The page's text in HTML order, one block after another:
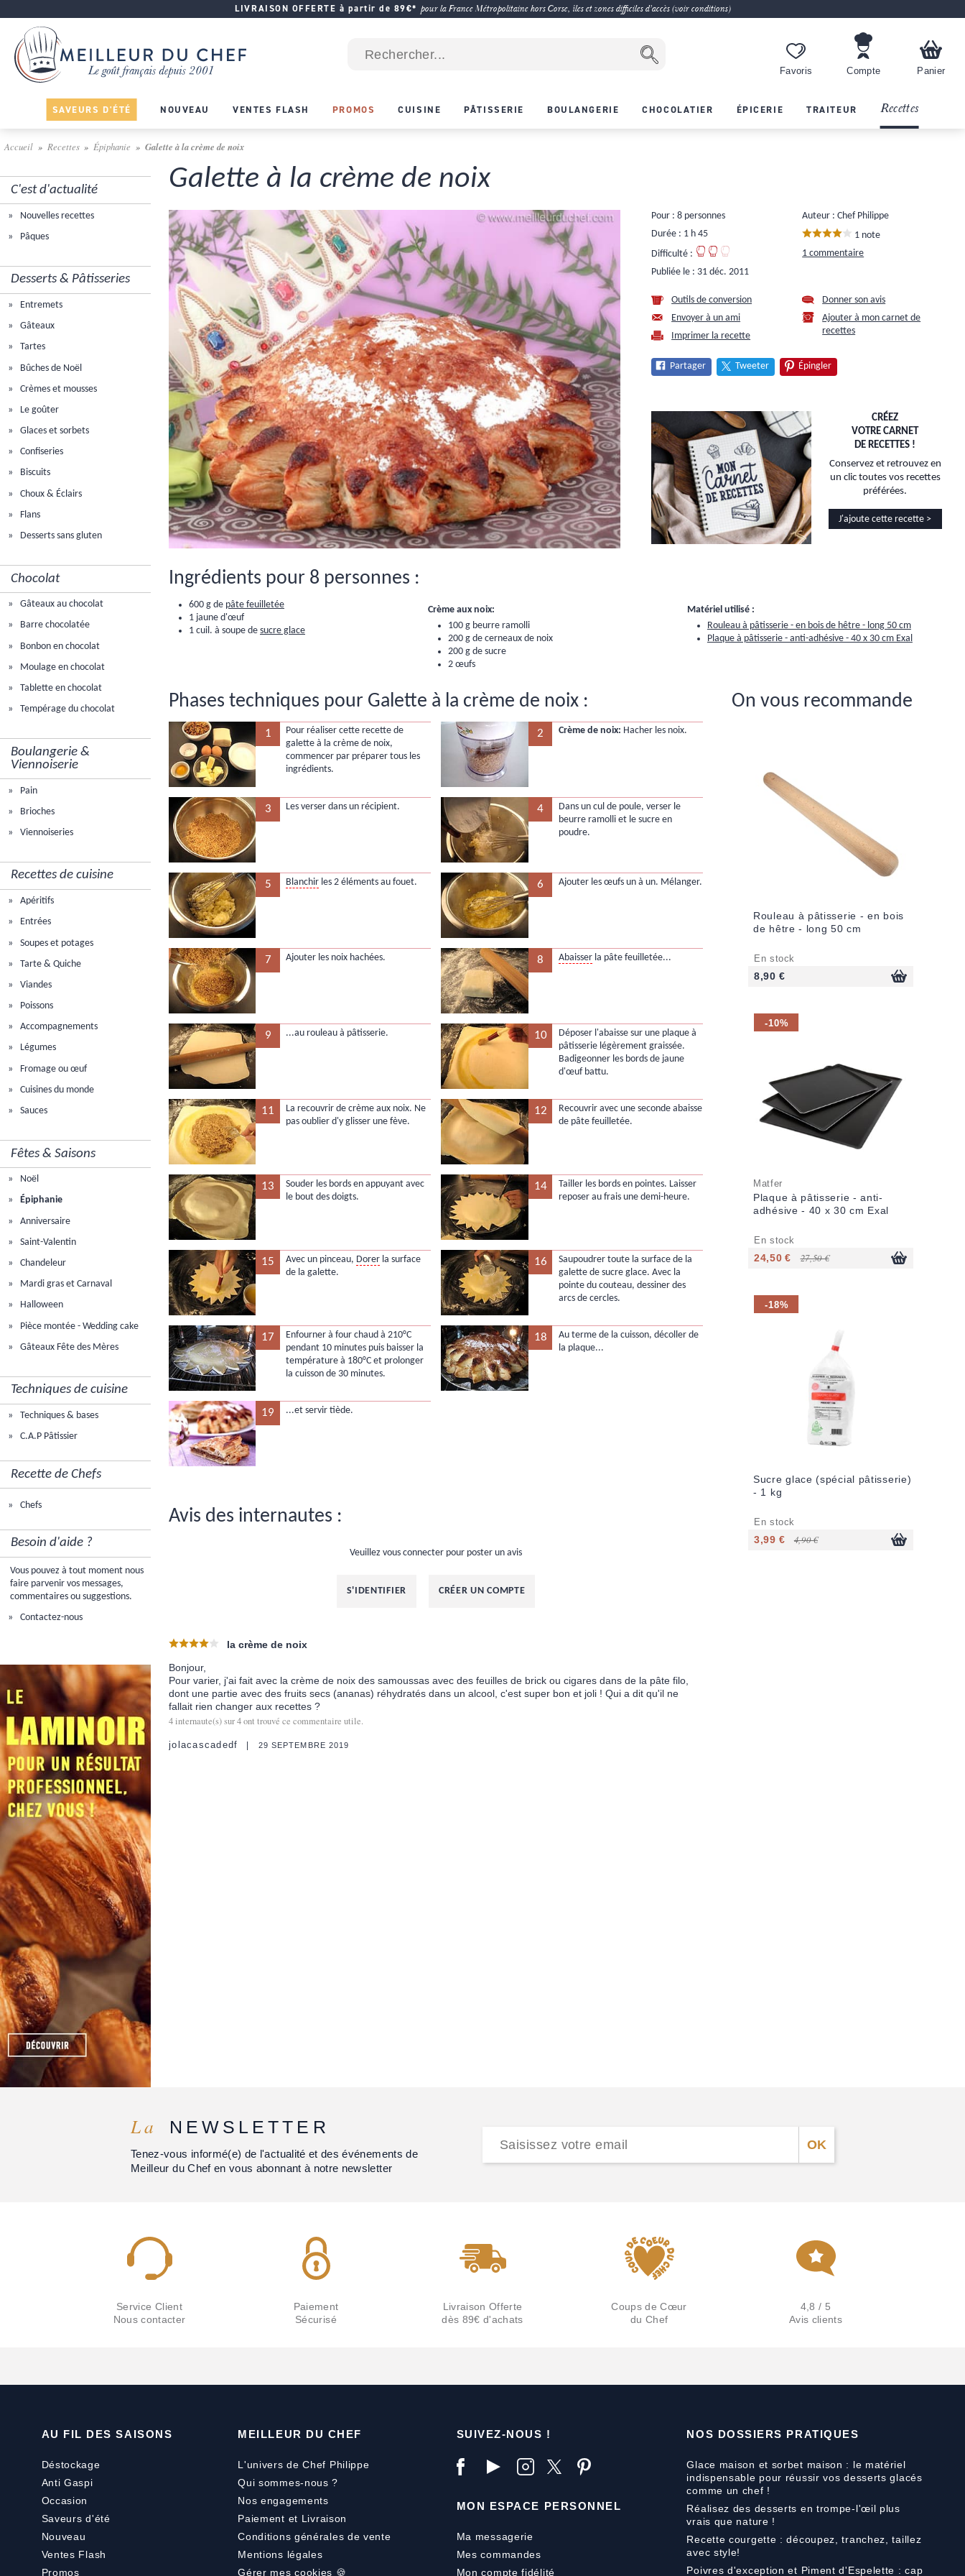
LIVRAISON OFFERTE à partir de 89€* pour la France Métropolitaine hors Corse, îles et zones difficiles d'accès (voir conditions)
Favoris Compte Panier
SAVEURS D'ÉTÉ NOUVEAU VENTES FLASH PROMOS CUISINE PÂTISSERIE BOULANGERIE CHOCOLATIER ÉPICERIE TRAITEUR Recettes
Accueil Recettes Épiphanie Galette à la crème de noix
C'est d'actualité
Nouvelles recettes
Pâques
Desserts & Pâtisseries
Entremets
Gâteaux
Tartes
Bûches de Noël
Crèmes et mousses
Le goûter
Glaces et sorbets
Confiseries
Biscuits
Choux & Éclairs
Flans
Desserts sans gluten
Chocolat
Gâteaux au chocolat
Barre chocolatée
Bonbon en chocolat
Moulage en chocolat
Tablette en chocolat
Tempérage du chocolat
Boulangerie &
Viennoiserie
Pain
Brioches
Viennoiseries
Recettes de cuisine
Apéritifs
Entrées
Soupes et potages
Tarte & Quiche
Viandes
Poissons
Accompagnements
Légumes
Fromage ou œuf
Cuisines du monde
Sauces
Fêtes & Saisons
Noël
Épiphanie
Anniversaire
Saint-Valentin
Chandeleur
Mardi gras et Carnaval
Halloween
Pièce montée - Wedding cake
Gâteaux Fête des Mères
Techniques de cuisine
Techniques & bases
C.A.P Pâtissier
Recette de Chefs
Chefs
Besoin d'aide ?
Vous pouvez à tout moment nous
faire parvenir vos messages,
commentaires ou suggestions.
Contactez-nous
Galette à la crème de noix
Pour : 8 personnes
Durée : 1 h 45
Difficulté :
Publiée le : 31 déc. 2011
Auteur : Chef Philippe
1 note
1 commentaire
Outils de conversion
Envoyer à un ami
Imprimer la recette
Donner son avis
Ajouter à mon carnet de
recettes
Partager Tweeter Épingler
CRÉEZ
VOTRE CARNET
DE RECETTES !
Conservez et retrouvez en
un clic toutes vos recettes
préférées.
J'ajoute cette recette >
Ingrédients pour 8 personnes :
600 g de pâte feuilletée
1 jaune d'œuf
1 cuil. à soupe de sucre glace
Crème aux noix:
100 g beurre ramolli
200 g de cerneaux de noix
200 g de sucre
2 œufs
Matériel utilisé :
Rouleau à pâtisserie - en bois de hêtre - long 50 cm
Plaque à pâtisserie - anti-adhésive - 40 x 30 cm Exal
On vous recommande
Rouleau à pâtisserie - en bois
de hêtre - long 50 cm
En stock
8,90 €
-10%
Matfer
Plaque à pâtisserie - anti-
adhésive - 40 x 30 cm Exal
En stock
24,50 € 27,50 €
-18%
Sucre glace (spécial pâtisserie)
- 1 kg
En stock
3,99 € 4,90 €
Phases techniques pour Galette à la crème de noix :
1
Pour réaliser cette recette de
galette à la crème de noix,
commencer par préparer tous les
ingrédients.
2 Crème de noix: Hacher les noix.
3 Les verser dans un récipient. 4
Dans un cul de poule, verser le
beurre ramolli et le sucre en
poudre.
5 Blanchir les 2 éléments au fouet. 6 Ajouter les œufs un à un. Mélanger.
7 Ajouter les noix hachées. 8 Abaisserla pâte feuilletée...
9 ...au rouleau à pâtisserie. 10
Déposer l'abaisse sur une plaque à
pâtisserie légèrement graissée.
Badigeonner les bords de jaune
d'œuf battu.
11
La recouvrir de crème aux noix. Ne
pas oublier d'y glisser une fève.
12
Recouvrir avec une seconde abaisse
de pâte feuilletée.
13
Souder les bords en appuyant avec
le bout des doigts.
14
Tailler les bords en pointes. Laisser
reposer au frais une demi-heure.
15 Avec un pinceau, Dorer la surface
de la galette.
16
Saupoudrer toute la surface de la
galette de sucre glace. Avec la
pointe du couteau, dessiner des
arcs de cercles.
17
Enfourner à four chaud à 210°C
pendant 10 minutes puis baisser la
température à 180°C et prolonger
la cuisson de 30 minutes.
18
Au terme de la cuisson, décoller de
la plaque...
19 ...et servir tiède.
Avis des internautes :
Veuillez vous connecter pour poster un avis
S'IDENTIFIER CRÉER UN COMPTE
la crème de noix
Bonjour,
Pour varier, j'ai fait avec la crème de noix des samoussas avec des feuilles de brick ou cigares dans de la pâte filo,
dont une partie avec des fruits secs (ananas) réhydratés dans un alcool, c'est super bon et joli ! Qui a dit qu'il ne
fallait rien changer aux recettes ?
4internaute(s) sur4ont trouvé ce commentaire utile.
jolacascadedf 29 SEPTEMBRE 2019
La NEWSLETTER
Tenez-vous informé(e) de l'actualité et des événements de
Meilleur du Chef en vous abonnant à notre newsletter
Service Client
Nous contacter
Paiement
Sécurisé
Livraison Offerte
dès 89€ d'achats
Coups de Cœur
du Chef
4,8 / 5
Avis clients
AU FIL DES SAISONS
Déstockage
Anti Gaspi
Occasion
Saveurs d'été
Nouveau
Ventes Flash
Promos
MEILLEUR DU CHEF
L'univers de Chef Philippe
Qui sommes-nous ?
Nos engagements
Paiement et Livraison
Conditions générales de vente
Mentions légales
Gérer mes cookies 🍪
SUIVEZ-NOUS !
MON ESPACE PERSONNEL
Ma messagerie
Mes commandes
Mon compte fidélité
NOS DOSSIERS PRATIQUES
Glace maison et sorbet maison : le matériel
indispensable pour réussir vos desserts glacés
comme un chef !
Réalisez des desserts en trompe-l'œil plus
vrais que nature !
Recette courgette : découpez, tranchez, taillez
avec style!
Poivres d'exception et Piment d'Espelette : cap